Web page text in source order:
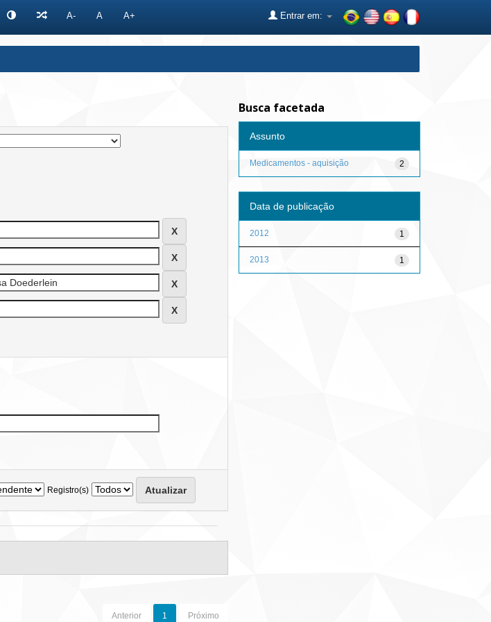
A- A A+ Entrar em:
Registro(s)
Anterior 1 Próximo
Busca facetada
Assunto
2
Medicamentos - aquisição
Data de publicação
1
2012
1
2013